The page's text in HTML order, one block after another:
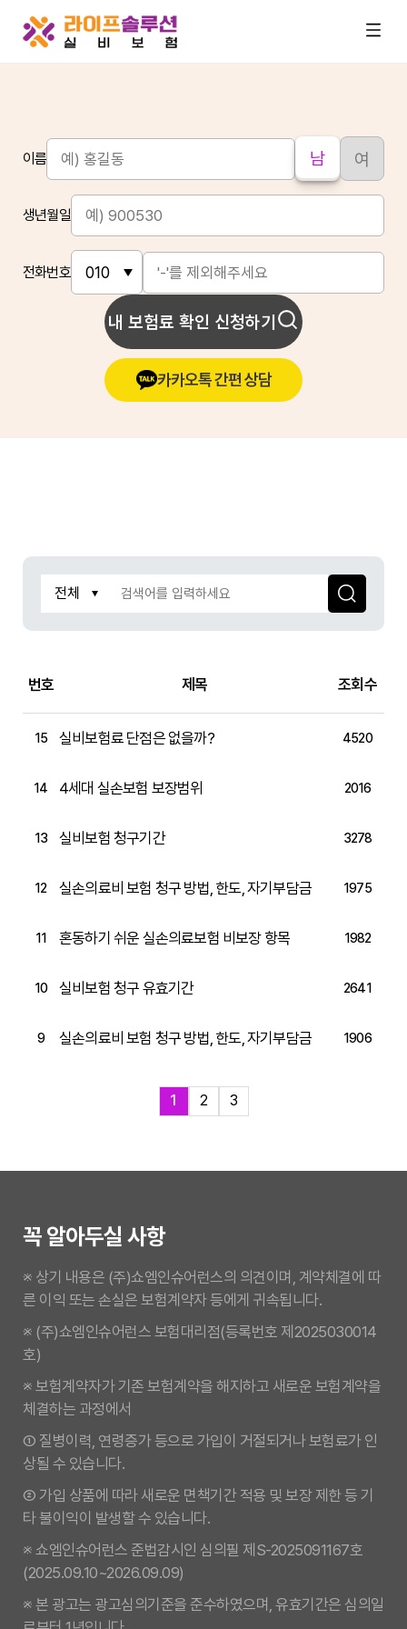
이름 남 여
생년월일
전화번호
내 보험료 확인 신청하기
카카오톡 간편 상담
번호 제목 조회수
15 실비보험료 단점은 없을까? 4520
14 4세대 실손보험 보장범위 2016
13 실비보험 청구기간 3278
12 실손의료비 보험 청구 방법, 한도, 자기부담금 1975
11 혼동하기 쉬운 실손의료보험 비보장 항목 1982
10 실비보험 청구 유효기간 2641
9 실손의료비 보험 청구 방법, 한도, 자기부담금 1906
1 2 3
꼭 알아두실 사항
※ 상기 내용은 (주)쇼엠인슈어런스의 의견이며, 계약체결에 따
른 이익 또는 손실은 보험계약자 등에게 귀속됩니다.
※ (주)쇼엠인슈어런스 보험대리점(등록번호 제2025030014
호)
※ 보험계약자가 기존 보험계약을 해지하고 새로운 보험계약을
체결하는 과정에서
① 질병이력, 연령증가 등으로 가입이 거절되거나 보험료가 인
상될 수 있습니다.
② 가입 상품에 따라 새로운 면책기간 적용 및 보장 제한 등 기
타 불이익이 발생할 수 있습니다.
※ 쇼엠인슈어런스 준법감시인 심의필 제S-2025091167호
(2025.09.10~2026.09.09)
※ 본 광고는 광고심의기준을 준수하였으며, 유효기간은 심의일